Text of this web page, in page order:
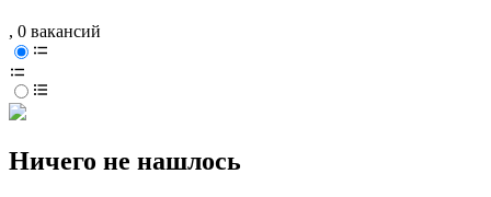
, 0 вакансий
Ничего не нашлось